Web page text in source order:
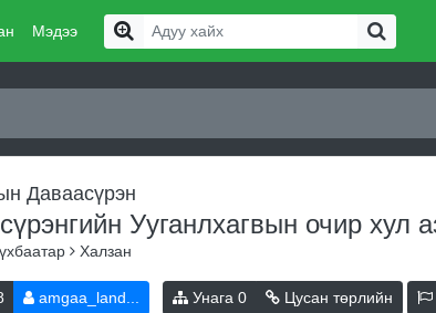
Мэдээ
Даваасүрэн
Ууганлхагвын очир хул
Халзан
amgaa_land... Унага 0 Цусан төрлийн